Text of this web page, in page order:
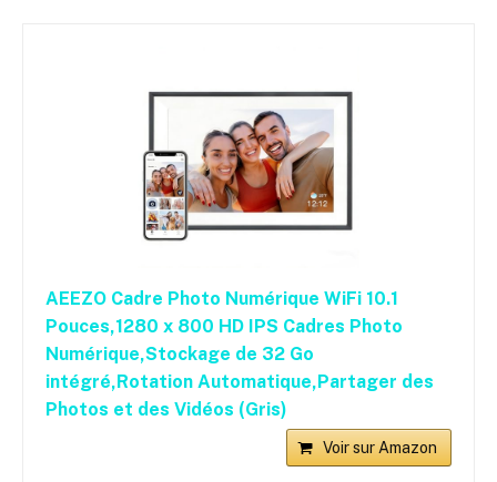
AEEZO Cadre Photo Numérique WiFi 10.1
Pouces,1280 x 800 HD IPS Cadres Photo
Numérique,Stockage de 32 Go
intégré,Rotation Automatique,Partager des
Photos et des Vidéos (Gris)
Voir sur Amazon